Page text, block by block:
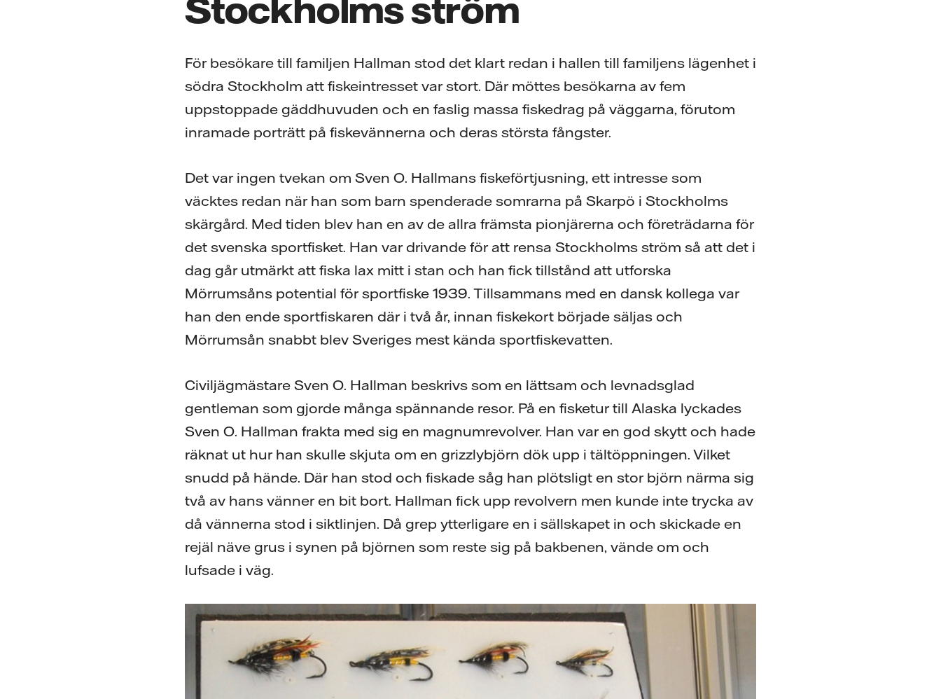
För besökare till familjen Hallman stod det klart redan i hallen till familjens lägenhet i
södra Stockholm att fiskeintresset var stort. Där möttes besökarna av fem
uppstoppade gäddhuvuden och en faslig massa fiskedrag på väggarna, förutom
inramade porträtt på fiskevännerna och deras största fångster.
Det var ingen tvekan om Sven O. Hallmans fiskeförtjusning, ett intresse som
väcktes redan när han som barn spenderade somrarna på Skarpö i Stockholms
skärgård. Med tiden blev han en av de allra främsta pionjärerna och företrädarna för
det svenska sportfisket. Han var drivande för att rensa Stockholms ström så att det i
dag går utmärkt att fiska lax mitt i stan och han fick tillstånd att utforska
Mörrumsåns potential för sportfiske 1939. Tillsammans med en dansk kollega var
han den ende sportfiskaren där i två år, innan fiskekort började säljas och
Mörrumsån snabbt blev Sveriges mest kända sportfiskevatten.
Civiljägmästare Sven O. Hallman beskrivs som en lättsam och levnadsglad
gentleman som gjorde många spännande resor. På en fisketur till Alaska lyckades
Sven O. Hallman frakta med sig en magnumrevolver. Han var en god skytt och hade
räknat ut hur han skulle skjuta om en grizzlybjörn dök upp i tältöppningen. Vilket
snudd på hände. Där han stod och fiskade såg han plötsligt en stor björn närma sig
två av hans vänner en bit bort. Hallman fick upp revolvern men kunde inte trycka av
då vännerna stod i siktlinjen. Då grep ytterligare en i sällskapet in och skickade en
rejäl näve grus i synen på björnen som reste sig på bakbenen, vände om och
lufsade i väg.